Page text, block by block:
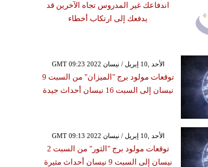
اندفاعك غير المدروس تجاه الآخرين قد
يدفعك إلى ارتكاب أخطاء
GMT 09:23 2022 الأحد ,10 إبريل / نيسان
توقعات مولود برج "الميزان" من السبت 9
نيسان إلى السبت 16 نيسان أحداث جيدة
GMT 09:13 2022 الأحد ,10 إبريل / نيسان
توقعات مولود برج "الثور" من السبت 2
نيسان إلى السبت 9 نيسان أحداث مثيرة